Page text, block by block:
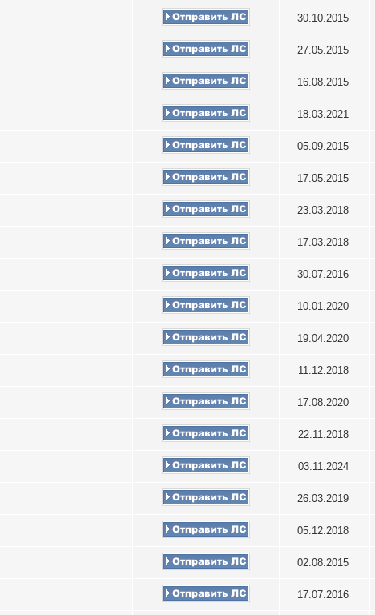
30.10.2015
27.05.2015
16.08.2015
18.03.2021
05.09.2015
17.05.2015
23.03.2018
17.03.2018
30.07.2016
10.01.2020
19.04.2020
11.12.2018
17.08.2020
22.11.2018
03.11.2024
26.03.2019
05.12.2018
02.08.2015
17.07.2016